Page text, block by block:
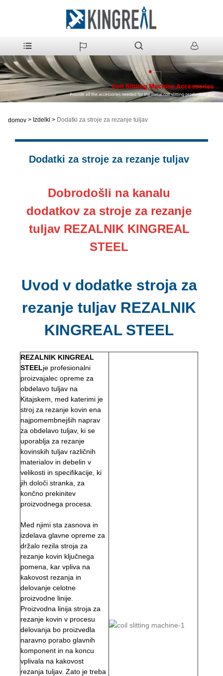
domov > Izdelki > Dodatki za stroje za rezanje tuljav
Dodatki za stroje za rezanje tuljav
Dobrodošli na kanalu
dodatkov za stroje za rezanje
tuljav REZALNIK KINGREAL
STEEL
Uvod v dodatke stroja za
rezanje tuljav REZALNIK
KINGREAL STEEL
REZALNIK KINGREAL
STEELje profesionalni
proizvajalec opreme za
obdelavo tuljav na
Kitajskem, med katerimi je
stroj za rezanje kovin ena
najpomembnejših naprav
za obdelavo tuljav, ki se
uporablja za rezanje
kovinskih tuljav različnih
materialov in debelin v
velikosti in specifikacije, ki
jih določi stranka, za
končno prekinitev
proizvodnega procesa.
Med njimi sta zasnova in
izdelava glavne opreme za
držalo rezila stroja za
rezanje kovin ključnega
pomena, kar vpliva na
kakovost rezanja in
delovanje celotne
proizvodne linije.
Proizvodna linija stroja za
rezanje kovin v procesu
delovanja bo proizvedla
naravno porabo glavnih
komponent in na koncu
vplivala na kakovost
rezanja tuljav. Zato je treba